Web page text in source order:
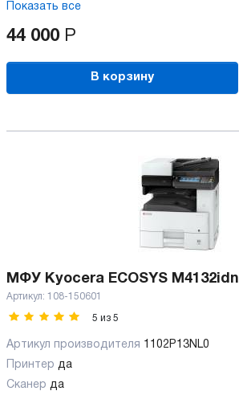
Показать все
44 000 Р
В корзину
МФУ Kyocera ECOSYS M4132idn
Артикул: 108-150601
5 из 5
Артикул производителя
1102P13NL0
Принтер да
Сканер да